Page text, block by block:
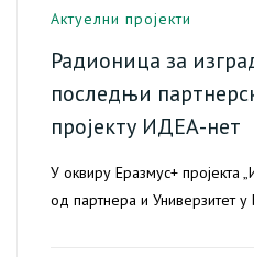
Актуелни пројекти
Радионица за
последњи
пројекту ИДЕА-нет
У оквиру Еразмус+ пројекта
од партнера и Универзитет